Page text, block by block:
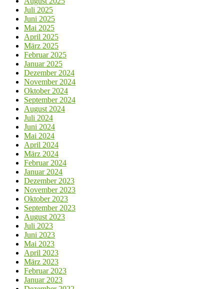
Juli 2025
Juni 2025
Mai 2025
April 2025
März 2025
Februar 2025
Januar 2025
Dezember 2024
November 2024
Oktober 2024
September 2024
August 2024
Juli 2024
Juni 2024
Mai 2024
April 2024
März 2024
Februar 2024
Januar 2024
Dezember 2023
November 2023
Oktober 2023
September 2023
August 2023
Juli 2023
Juni 2023
Mai 2023
April 2023
März 2023
Februar 2023
Januar 2023